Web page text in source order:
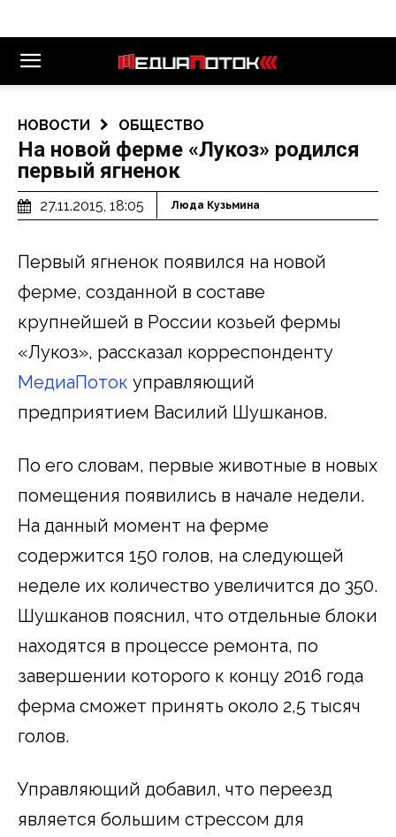
НОВОСТИ ОБЩЕСТВО
На новой ферме «Лукоз» родился
первый ягненок
27.11.2015, 18:05 Люда Кузьмина
Первый ягненок появился на новой
ферме, созданной в составе
крупнейшей в России козьей фермы
«Лукоз», рассказал корреспонденту
МедиаПоток управляющий
предприятием Василий Шушканов.
По его словам, первые животные в новых
помещения появились в начале недели.
На данный момент на ферме
содержится 150 голов, на следующей
неделе их количество увеличится до 350.
Шушканов пояснил, что отдельные блоки
находятся в процессе ремонта, по
завершении которого к концу 2016 года
ферма сможет принять около 2,5 тысяч
голов.
Управляющий добавил, что переезд
является большим стрессом для